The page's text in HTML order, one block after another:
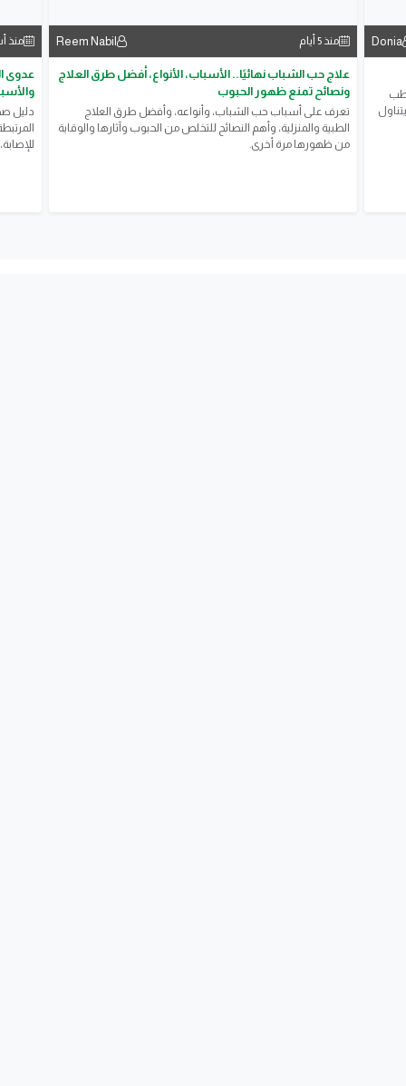
Donia منذ 5 أيام Reem Nabil
علاج حب الشباب نهائيًا.. الأسباب، الأنواع، أفضل طرق العلاج
ونصائح تمنع ظهور الحبوب
تعرف على أسباب حب الشباب، وأنواعه، وأفضل طرق العلاج
الطبية والمنزلية، وأهم النصائح للتخلص من الحبوب وآثارها والوقاية
من ظهورها مرة أخرى.
منذ
​دليل